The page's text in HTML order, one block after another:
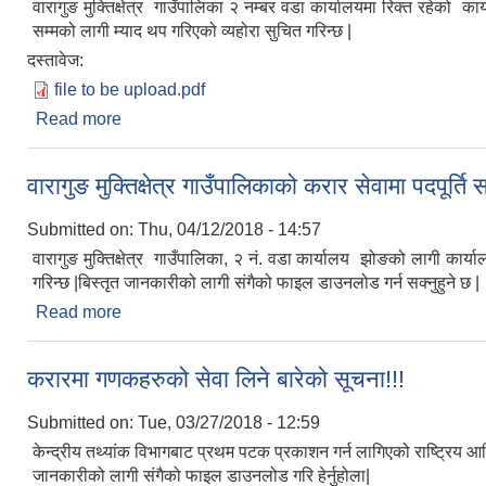
वारागुङ मुक्तिक्षेत्र गाउँपालिका २ नम्बर वडा कार्यालयमा रिक्त
सम्मको लागी म्याद थप गरिएको व्यहोरा सुचित गरिन्छ |
दस्तावेज:
file to be upload.pdf
Read more
वारागुङ मुक्तिक्षेत्र गाउँपालिकाको करार सेवामा पदपूर्ति
Submitted on: Thu, 04/12/2018 - 14:57
वारागुङ मुक्तिक्षेत्र गाउँपालिका, २ नं. वडा कार्यालय झोङको लागी
गरिन्छ |बिस्तृत जानकारीको लागी संगैको फाइल डाउनलोड गर्न सक्नुहुने छ |
Read more
करारमा गणकहरुको सेवा लिने बारेको सूचना!!!
Submitted on: Tue, 03/27/2018 - 12:59
केन्द्रीय तथ्यांक विभागबाट प्रथम पटक प्रकाशन गर्न लागिएको
जानकारीको लागी संगैको फाइल डाउनलोड गरि हेर्नुहोला|